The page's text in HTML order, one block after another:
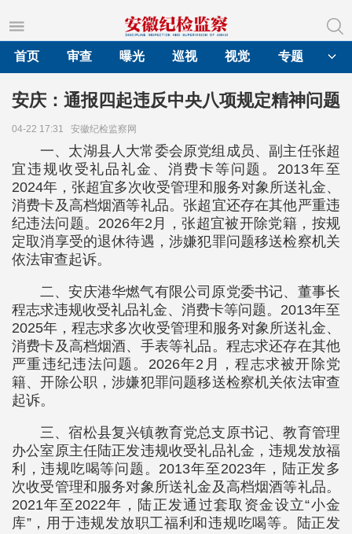
首页
审查 曝光 巡视 视觉 专题
安庆：通报四起违反中央八项规定精神问题
04-22 17:31 安徽纪检监察网
一、太湖县人大常委会原党组成员、副主任张超
宜违规收受礼品礼金、消费卡等问题。2013年至
2024年，张超宜多次收受管理和服务对象所送礼金、
消费卡及高档烟酒等礼品。张超宜还存在其他严重违
纪违法问题。2026年2月，张超宜被开除党籍，按规
定取消享受的退休待遇，涉嫌犯罪问题移送检察机关
依法审查起诉。
二、安庆港华燃气有限公司原党委书记、董事长
程志求违规收受礼品礼金、消费卡等问题。2013年至
2025年，程志求多次收受管理和服务对象所送礼金、
消费卡及高档烟酒、手表等礼品。程志求还存在其他
严重违纪违法问题。2026年2月，程志求被开除党
籍、开除公职，涉嫌犯罪问题移送检察机关依法审查
起诉。
三、宿松县复兴镇教育党总支原书记、教育管理
办公室原主任陆正发违规收受礼品礼金，违规发放福
利，违规吃喝等问题。2013年至2023年，陆正发多
次收受管理和服务对象所送礼金及高档烟酒等礼品。
2021年至2022年，陆正发通过套取资金设立“小金
库”，用于违规发放职工福利和违规吃喝等。陆正发